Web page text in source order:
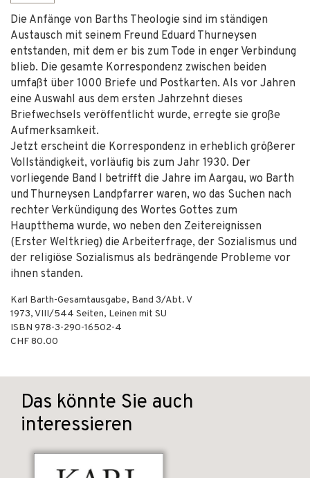
Die Anfänge von Barths Theologie sind im ständigen
Austausch mit seinem Freund Eduard Thurneysen
entstanden, mit dem er bis zum Tode in enger Verbindung
blieb. Die gesamte Korrespondenz zwischen beiden
umfaßt über 1000 Briefe und Postkarten. Als vor Jahren
eine Auswahl aus dem ersten Jahrzehnt dieses
Briefwechsels veröffentlicht wurde, erregte sie große
Aufmerksamkeit.
Jetzt erscheint die Korrespondenz in erheblich größerer
Vollständigkeit, vorläufig bis zum Jahr 1930. Der
vorliegende Band I betrifft die Jahre im Aargau, wo Barth
und Thurneysen Landpfarrer waren, wo das Suchen nach
rechter Verkündigung des Wortes Gottes zum
Hauptthema wurde, wo neben den Zeitereignissen
(Erster Weltkrieg) die Arbeiterfrage, der Sozialismus und
der religiöse Sozialismus als bedrängende Probleme vor
ihnen standen.
Karl Barth-Gesamtausgabe, Band 3/Abt. V
1973,VIII/544 Seiten, Leinen mit SU
ISBN 978-3-290-16502-4
CHF 80.00
Das könnte Sie auch
interessieren